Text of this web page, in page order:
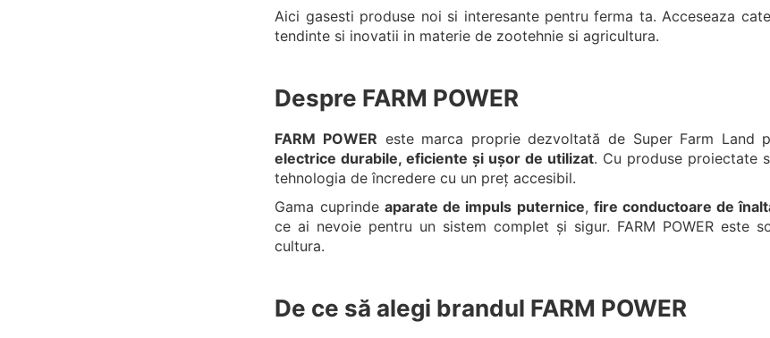
Aici gasesti produse noi si interesante pentru ferma ta. Acceseaza
tendinte si inovatii in materie de zootehnie si agricultura.
Despre FARM POWER
FARM POWER este marca proprie dezvoltată de Super Farm
electrice durabile, eficiente și ușor de utilizat. Cu produse proiectate
tehnologia de încredere cu un preț accesibil.
Gama cuprinde aparate de impuls puternice, fire conductoare de
ce ai nevoie pentru un sistem complet și sigur. FARM POWER este
cultura.
De ce să alegi brandul FARM POWER